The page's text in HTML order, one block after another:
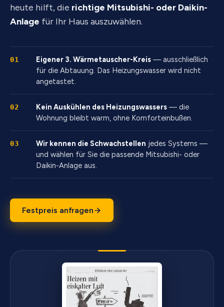
heute hilft, die richtige Mitsubishi- oder Daikin-
Anlage für Ihr Haus auszuwählen.
01 Eigener 3. Wärmetauscher-Kreis — ausschließlich
für die Abtauung. Das Heizungswasser wird nicht
angetastet.
02 Kein Auskühlen des Heizungs­wassers — die
Wohnung bleibt warm, ohne Komfort­einbußen.
03 Wir kennen die Schwachstellen jedes Systems —
und wählen für Sie die passende Mitsubishi- oder
Daikin-Anlage aus.
Festpreis anfragen